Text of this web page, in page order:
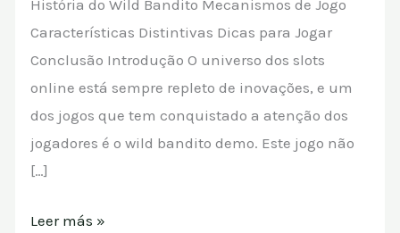
História do Wild Bandito Mecanismos de Jogo
Características Distintivas Dicas para Jogar
Conclusão Introdução O universo dos slots
online está sempre repleto de inovações, e um
dos jogos que tem conquistado a atenção dos
jogadores é o wild bandito demo. Este jogo não
[…]
Leer más »